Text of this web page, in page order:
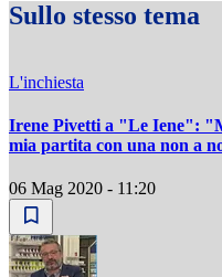
Sullo stesso tema
L'inchiesta
Irene Pivetti a "Le Iene":
mia partita con una non a
06 Mag 2020 - 11:20